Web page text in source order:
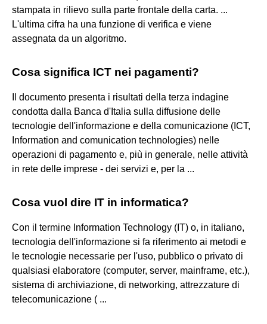
stampata in rilievo sulla parte frontale della carta. ...
L'ultima cifra ha una funzione di verifica e viene
assegnata da un algoritmo.
Cosa significa ICT nei pagamenti?
Il documento presenta i risultati della terza indagine
condotta dalla Banca d'Italia sulla diffusione delle
tecnologie dell'informazione e della comunicazione (ICT,
Information and comunication technologies) nelle
operazioni di pagamento e, più in generale, nelle attività
in rete delle imprese - dei servizi e, per la ...
Cosa vuol dire IT in informatica?
Con il termine Information Technology (IT) o, in italiano,
tecnologia dell'informazione si fa riferimento ai metodi e
le tecnologie necessarie per l'uso, pubblico o privato di
qualsiasi elaboratore (computer, server, mainframe, etc.),
sistema di archiviazione, di networking, attrezzature di
telecomunicazione ( ...